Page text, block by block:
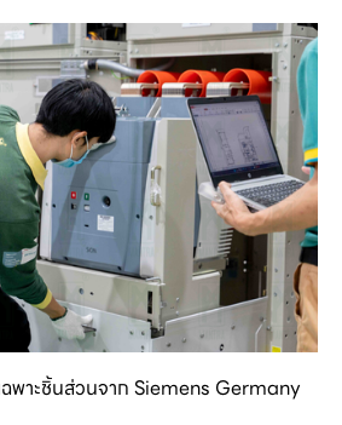
ฉพาะชิ้นส่วนจาก Siemens Germany